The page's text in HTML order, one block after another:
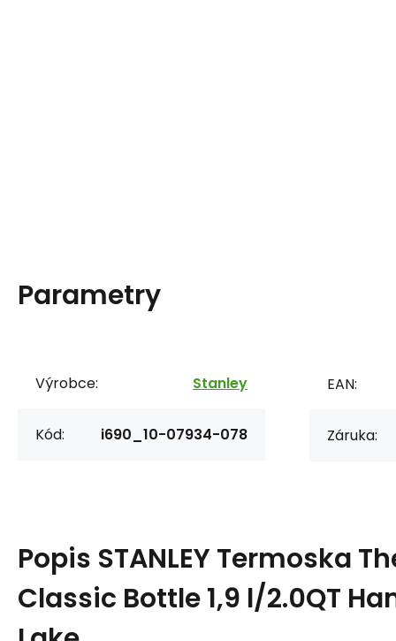
Parametry
Výrobce: Stanley
Kód: i690_10-07934-078
EAN:
Záruka:
Popis STANLEY Termoska
Classic Bottle 1,9 l/2.0QT